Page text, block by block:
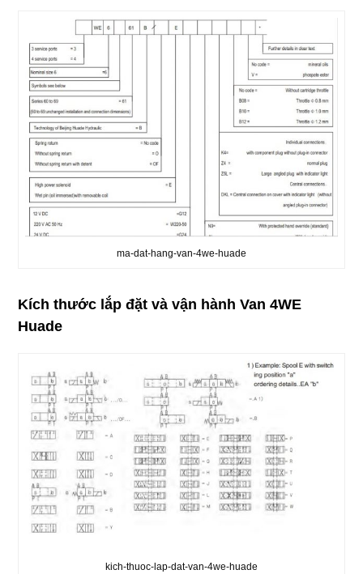
ma-dat-hang-van-4we-huade
Kích thước lắp đặt và vận hành Van 4WE
Huade
kich-thuoc-lap-dat-van-4we-huade